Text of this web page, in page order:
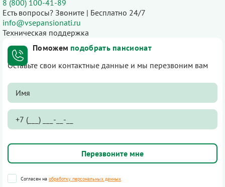
8 (800) 100-41-89
Есть вопросы? Звоните | Бесплатно 24/7
info@vsepansionati.ru
Техническая поддержка
Поможем подобрать пансионат
Оставьте свои контактные данные и мы перезвоним вам
Согласен на обработку персональных данных